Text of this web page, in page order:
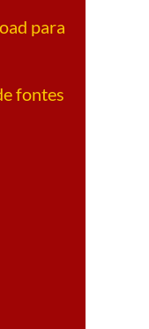
para
fontes